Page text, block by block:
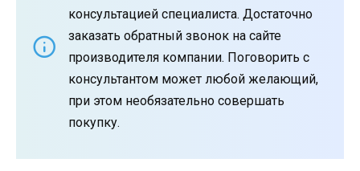
консультацией специалиста. Достаточно
заказать обратный звонок на сайте
производителя компании. Поговорить с
консультантом может любой желающий,
при этом необязательно совершать
покупку.